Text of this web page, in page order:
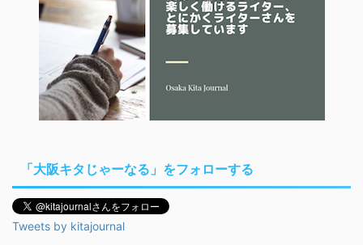
「大阪キタじゃーなる」をフォローする
Tweets by kitajournal